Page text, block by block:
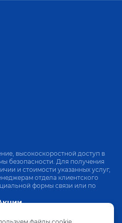
высокоскоростной доступ в
безопасности. Для получения
и стоимости указанных услуг,
отдела клиентского
формы связи или по